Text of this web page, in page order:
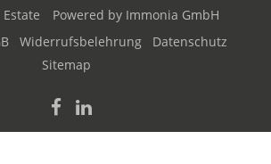
Powered by Immonia GmbH
Widerrufsbelehrung
Datenschutz
Sitemap